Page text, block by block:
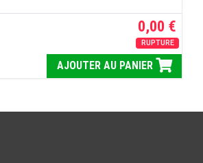
0,00 €
RUPTURE
AJOUTER AU PANIER